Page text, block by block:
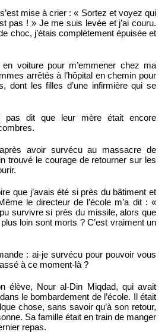
mise à crier : « Sortez et voyez qui
pas ! » Je me suis levée et j’ai couru.
choc, j’étais complètement épuisée et
voiture pour m’emmener chez ma
arrêtés à l’hôpital en chemin pour
dont les filles d’une infirmière qui se
pas dit que leur mère était encore
avoir survécu au massacre de
trouvé le courage de retourner sur les
que j’avais été si près du bâtiment et
le directeur de l’école m’a dit : «
survivre si près du missile, alors que
loin sont morts ? C’est vraiment un
: ai-je survécu pour pouvoir vous
à ce moment-là ?
élève, Nour al-Din Miqdad, qui avait
le bombardement de l’école. Il était
chose, sans savoir qu’à son retour,
Sa famille était en train de manger
repas.